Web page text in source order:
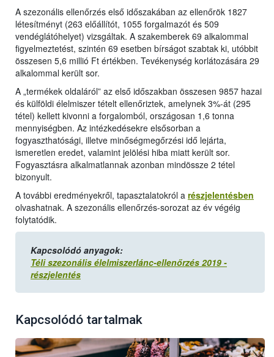
A szezonális ellenőrzés első időszakában az ellenőrök 1827
létesítményt (263 előállítót, 1055 forgalmazót és 509
vendéglátóhelyet) vizsgáltak. A szakemberek 69 alkalommal
figyelmeztetést, szintén 69 esetben bírságot szabtak ki, utóbbit
összesen 5,6 millió Ft értékben. Tevékenység korlátozására 29
alkalommal került sor.
A „termékek oldaláról” az első időszakban összesen 9857 hazai
és külföldi élelmiszer tételt ellenőriztek, amelynek 3%-át (295
tétel) kellett kivonni a forgalomból, országosan 1,6 tonna
mennyiségben. Az intézkedésekre elsősorban a
fogyaszthatósági, illetve minőségmegőrzési idő lejárta,
ismeretlen eredet, valamint jelölési hiba miatt került sor.
Fogyasztásra alkalmatlannak azonban mindössze 2 tétel
bizonyult.
A további eredményekről, tapasztalatokról a részjelentésben
olvashatnak. A szezonális ellenőrzés-sorozat az év végéig
folytatódik.
Kapcsolódó anyagok:
Téli szezonális élelmiszerlánc-ellenőrzés 2019 -
részjelentés
Kapcsolódó tartalmak